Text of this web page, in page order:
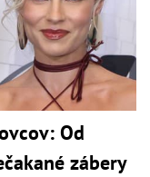
Od
zábery